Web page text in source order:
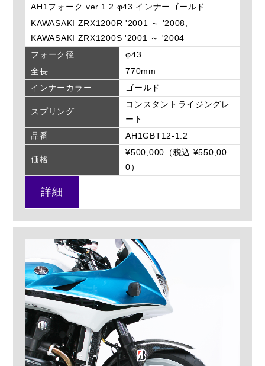
AH1フォーク ver.1.2 φ43 インナーゴールド
KAWASAKI ZRX1200R '2001 ～ '2008,
KAWASAKI ZRX1200S '2001 ～ '2004
フォーク径
φ43
全長
770mm
インナーカラー
ゴールド
スプリング
コンスタントライジングレ
ート
品番
AH1GBT12-1.2
価格
¥500,000（税込 ¥550,00
0）
詳細